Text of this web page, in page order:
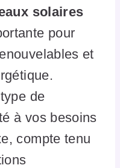
solaires
pour
et
de
à vos besoins
compte tenu